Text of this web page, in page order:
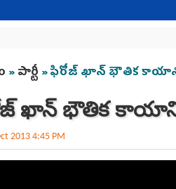
are here
»పార్టీ » ఫిరోజ్ ఖాన్ భౌతిక
ఖాన్ భౌతిక
2013 4:45 PM